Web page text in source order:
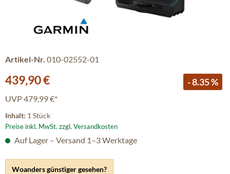
Artikel-Nr. 010-02552-01
Verkaufspreis:
439,90 € - 8.35 %
UVP479,99 €*
Inhalt: 1 Stück
Preise inkl. MwSt. zzgl. Versandkosten
Woanders günstiger gesehen?
Auf Lager – Versand 1–3 Werktage